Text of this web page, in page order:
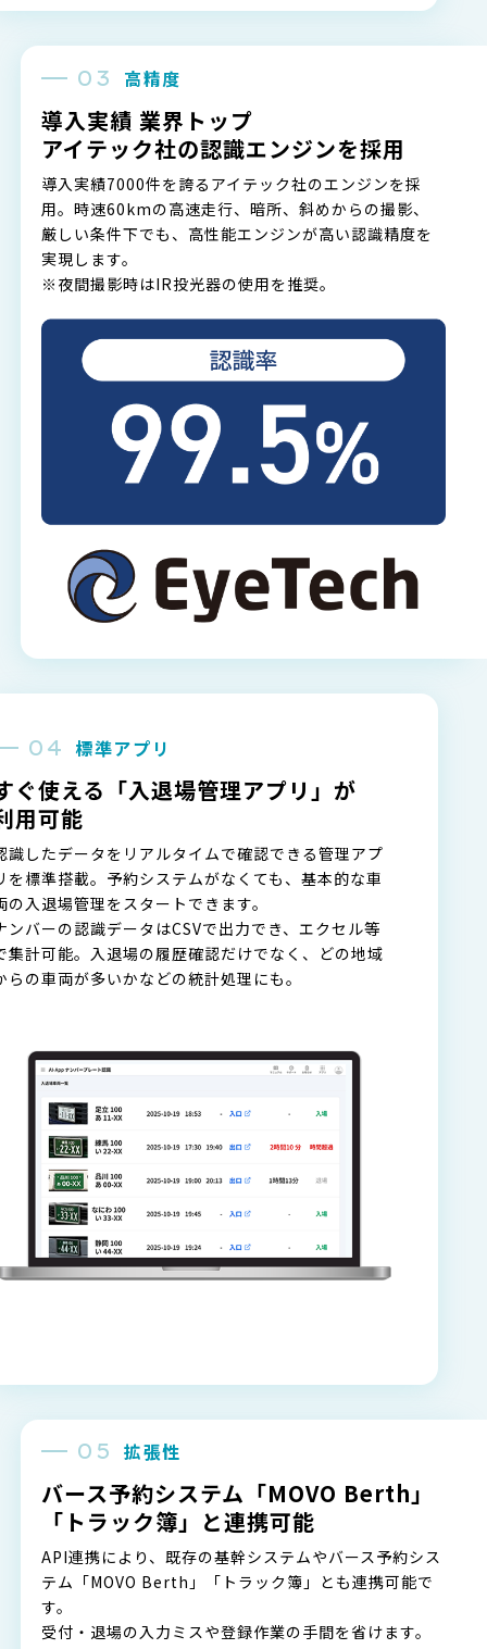
高精度
導入実績 業界トップ
アイテック社の認識エンジンを採用
導入実績7000件を誇るアイテック社のエンジンを採
用。時速60kmの高速走行、暗所、斜めからの撮影、
厳しい条件下でも、高性能エンジンが高い認識精度を
実現します。
※夜間撮影時はIR投光器の使用を推奨。
標準アプリ
ぐ使える「入退場管理アプリ」が
用可能
識したデータをリアルタイムで確認できる管理アプ
を標準搭載。予約システムがなくても、基本的な車
の入退場管理をスタートできます。
ンバーの認識データはCSVで出力でき、エクセル等
集計可能。入退場の履歴確認だけでなく、どの地域
らの車両が多いかなどの統計処理にも。
拡張性
バース予約システム「MOVO Berth」
「トラック簿」と連携可能
API連携により、既存の基幹システムやバース予約シス
テム「MOVO Berth」「トラック簿」とも連携可能で
す。
受付・退場の入力ミスや登録作業の手間を省けます。